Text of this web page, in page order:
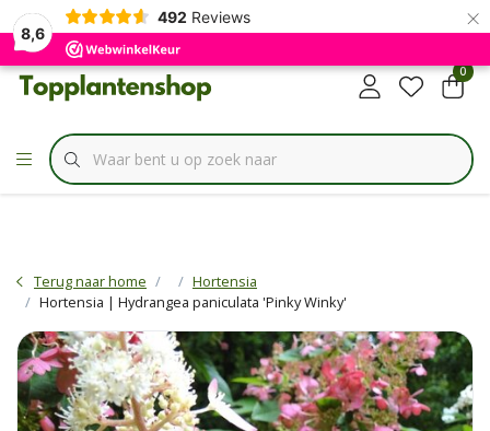
8,6
492 Reviews ×
✔Specialist inBorderbundels
0
Terug naar home
Hortensia
Hortensia | Hydrangea paniculata 'Pinky Winky'